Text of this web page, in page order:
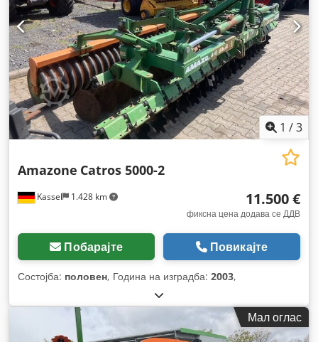
1 /3
Kassel 1.428 km
Amazone Catros 5000-2
11.500 €
фиксна цена додава се ДДВ
Побарајте Повикајте
Состојба: половен, Година на изградба: 2003,
Мал оглас